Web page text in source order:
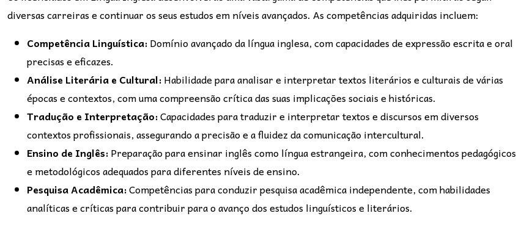
diversas carreiras e continuar os seus estudos em níveis avançados. As competências adquiridas incluem:
Competência Linguística:Domínio avançado da língua inglesa, com capacidades de expressão escrita e oral
precisas e eficazes.
Análise Literária e Cultural:Habilidade para analisar e interpretar textos literários e culturais de várias
épocas e contextos, com uma compreensão crítica das suas implicações sociais e históricas.
Tradução e Interpretação:Capacidades para traduzir e interpretar textos e discursos em diversos
contextos profissionais, assegurando a precisão e a fluidez da comunicação intercultural.
Ensino de Inglês:Preparação para ensinar inglês como língua estrangeira, com conhecimentos pedagógicos
e metodológicos adequados para diferentes níveis de ensino.
Pesquisa Acadêmica:Competências para conduzir pesquisa acadêmica independente, com habilidades
analíticas e críticas para contribuir para o avanço dos estudos linguísticos e literários.